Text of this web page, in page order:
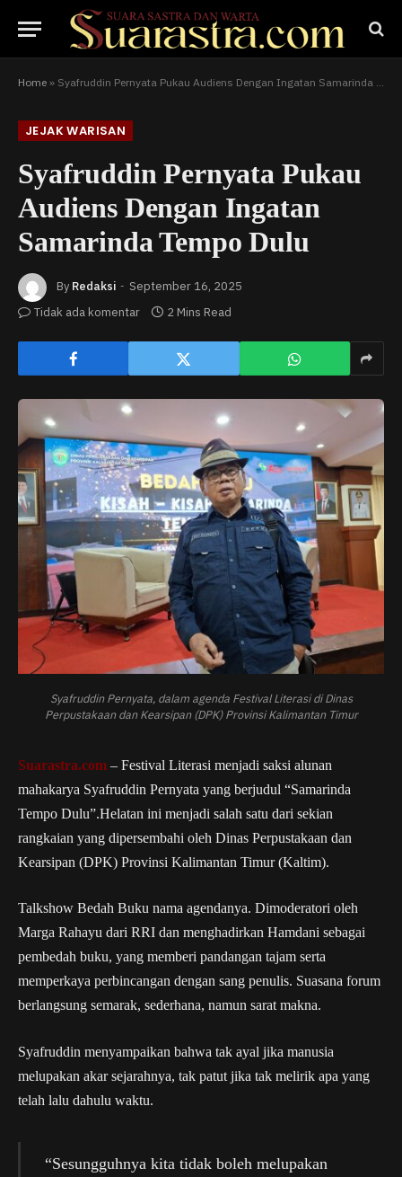
Home » Syafruddin Pernyata Pukau Audiens Dengan Ingatan Samarinda Tempo Dulu
JEJAK WARISAN
Syafruddin Pernyata Pukau
Audiens Dengan Ingatan
Samarinda Tempo Dulu
By Redaksi
September 16, 2025
Tidak ada komentar
2 Mins Read
Syafruddin Pernyata, dalam agenda Festival Literasi di Dinas
Perpustakaan dan Kearsipan (DPK) Provinsi Kalimantan Timur
Suarastra.com – Festival Literasi menjadi saksi alunan
mahakarya Syafruddin Pernyata yang berjudul “Samarinda
Tempo Dulu”.Helatan ini menjadi salah satu dari sekian
rangkaian yang dipersembahi oleh Dinas Perpustakaan dan
Kearsipan (DPK) Provinsi Kalimantan Timur (Kaltim).
Talkshow Bedah Buku nama agendanya. Dimoderatori oleh
Marga Rahayu dari RRI dan menghadirkan Hamdani sebagai
pembedah buku, yang memberi pandangan tajam serta
memperkaya perbincangan dengan sang penulis. Suasana forum
berlangsung semarak, sederhana, namun sarat makna.
Syafruddin menyampaikan bahwa tak ayal jika manusia
melupakan akar sejarahnya, tak patut jika tak melirik apa yang
telah lalu dahulu waktu.
“Sesungguhnya kita tidak boleh melupakan